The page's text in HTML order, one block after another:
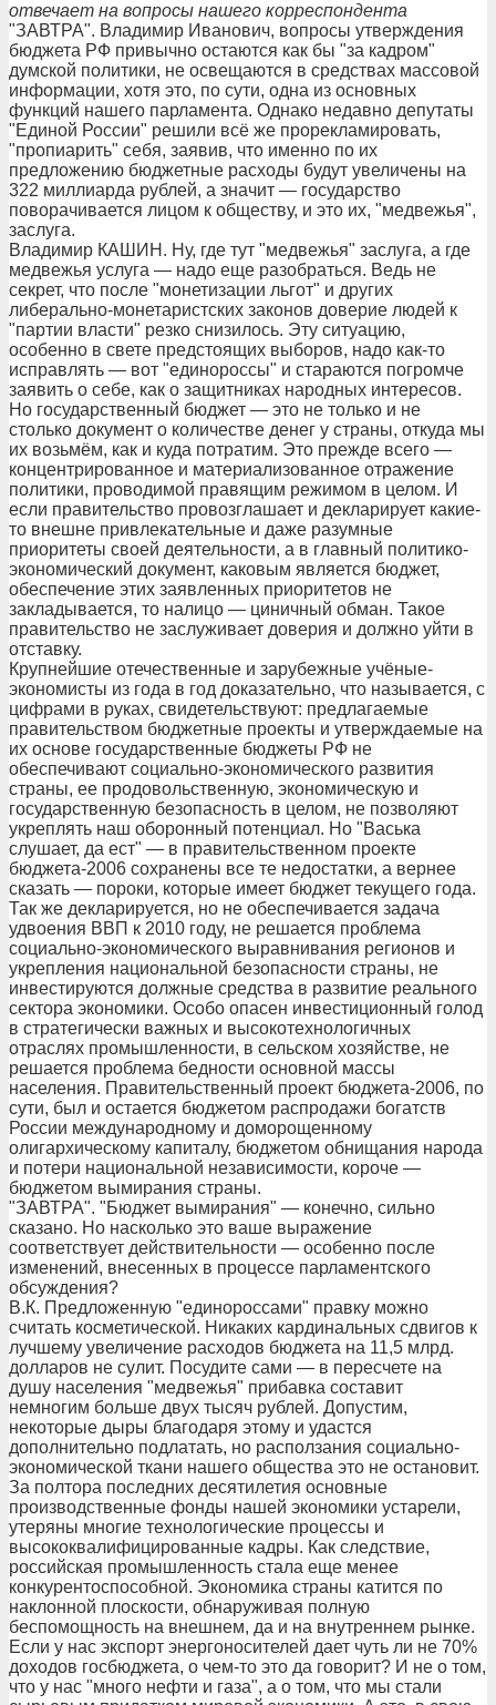
отвечает на вопросы нашего корреспондента
"ЗАВТРА". Владимир Иванович, вопросы утверждения
бюджета РФ привычно остаются как бы "за кадром"
думской политики, не освещаются в средствах массовой
информации, хотя это, по сути, одна из основных
функций нашего парламента. Однако недавно депутаты
"Единой России" решили всё же прорекламировать,
"пропиарить" себя, заявив, что именно по их
предложению бюджетные расходы будут увеличены на
322 миллиарда рублей, а значит — государство
поворачивается лицом к обществу, и это их, "медвежья",
заслуга.
Владимир КАШИН. Ну, где тут "медвежья" заслуга, а где
медвежья услуга — надо еще разобраться. Ведь не
секрет, что после "монетизации льгот" и других
либерально-монетаристских законов доверие людей к
"партии власти" резко снизилось. Эту ситуацию,
особенно в свете предстоящих выборов, надо как-то
исправлять — вот "единороссы" и стараются погромче
заявить о себе, как о защитниках народных интересов.
Но государственный бюджет — это не только и не
столько документ о количестве денег у страны, откуда мы
их возьмём, как и куда потратим. Это прежде всего —
концентрированное и материализованное отражение
политики, проводимой правящим режимом в целом. И
если правительство провозглашает и декларирует какие-
то внешне привлекательные и даже разумные
приоритеты своей деятельности, а в главный политико-
экономический документ, каковым является бюджет,
обеспечение этих заявленных приоритетов не
закладывается, то налицо — циничный обман. Такое
правительство не заслуживает доверия и должно уйти в
отставку.
Крупнейшие отечественные и зарубежные учёные-
экономисты из года в год доказательно, что называется, с
цифрами в руках, свидетельствуют: предлагаемые
правительством бюджетные проекты и утверждаемые на
их основе государственные бюджеты РФ не
обеспечивают социально-экономического развития
страны, ее продовольственную, экономическую и
государственную безопасность в целом, не позволяют
укреплять наш оборонный потенциал. Но "Васька
слушает, да ест" — в правительственном проекте
бюджета-2006 сохранены все те недостатки, а вернее
сказать — пороки, которые имеет бюджет текущего года.
Так же декларируется, но не обеспечивается задача
удвоения ВВП к 2010 году, не решается проблема
социально-экономического выравнивания регионов и
укрепления национальной безопасности страны, не
инвестируются должные средства в развитие реального
сектора экономики. Особо опасен инвестиционный голод
в стратегически важных и высокотехнологичных
отраслях промышленности, в сельском хозяйстве, не
решается проблема бедности основной массы
населения. Правительственный проект бюджета-2006, по
сути, был и остается бюджетом распродажи богатств
России международному и доморощенному
олигархическому капиталу, бюджетом обнищания народа
и потери национальной независимости, короче —
бюджетом вымирания страны.
"ЗАВТРА". "Бюджет вымирания" — конечно, сильно
сказано. Но насколько это ваше выражение
соответствует действительности — особенно после
изменений, внесенных в процессе парламентского
обсуждения?
В.К. Предложенную "единороссами" правку можно
считать косметической. Никаких кардинальных сдвигов к
лучшему увеличение расходов бюджета на 11,5 млрд.
долларов не сулит. Посудите сами — в пересчете на
душу населения "медвежья" прибавка составит
немногим больше двух тысяч рублей. Допустим,
некоторые дыры благодаря этому и удастся
дополнительно подлатать, но расползания социально-
экономической ткани нашего общества это не остановит.
За полтора последних десятилетия основные
производственные фонды нашей экономики устарели,
утеряны многие технологические процессы и
высококвалифицированные кадры. Как следствие,
российская промышленность стала еще менее
конкурентоспособной. Экономика страны катится по
наклонной плоскости, обнаруживая полную
беспомощность на внешнем, да и на внутреннем рынке.
Если у нас экспорт энергоносителей дает чуть ли не 70%
доходов госбюджета, о чем-то это да говорит? И не о том,
что у нас "много нефти и газа", а о том, что мы стали